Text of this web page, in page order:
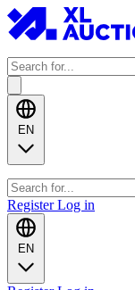
EN
RegisterLog in
EN